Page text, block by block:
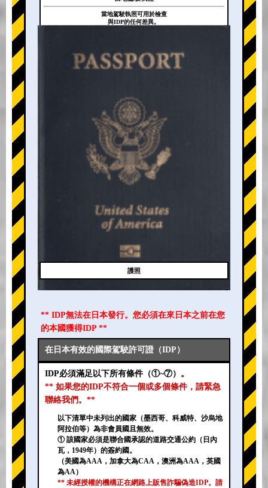
+
當地駕駛執照可用於檢查
與IDP的任何差異。
護照
** IDP無法在日本發行。您必須在來日本之前在您
的本國獲得IDP **
在日本有效的國際駕駛許可證（IDP）
IDP必須滿足以下所有條件（①~⑦）。
** 如果您的IDP不符合一個或多個條件，請緊急
聯絡我們。**
以下清單中未列出的國家（墨西哥、科威特、沙烏地
阿拉伯等）為非會員國且無效。
① 該國家必須是聯合國承認的道路交通公約（日內
瓦，1949年）的簽約國。
（美國為AAA，加拿大為CAA，澳洲為AAA，英國
為AA）
** 未經授權的機構正在網路上販售詐騙偽造IDP。請